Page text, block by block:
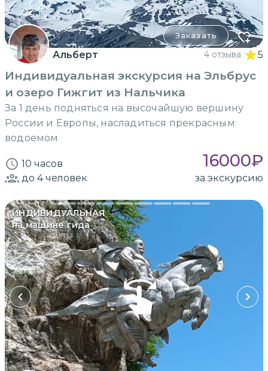
Заказать
Альберт 4 отзыва 5
Индивидуальная экскурсия на Эльбрус
и озеро Гижгит из Нальчика
За 1 день подняться на высочайшую вершину
России и Европы, насладиться прекрасным
водоемом
10 часов 16000₽
до 4человек за экскурсию
ИНДИВИДУАЛЬНАЯ
на машине гида